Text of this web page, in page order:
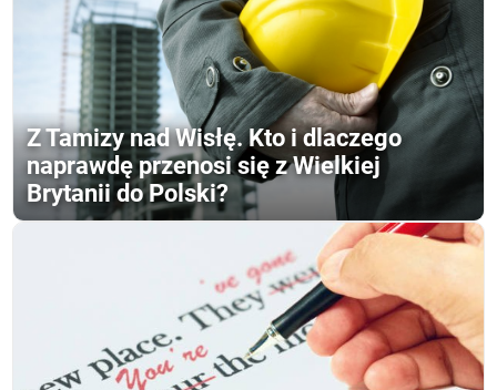
Z Tamizy nad Wisłę. Kto i dlaczego
naprawdę przenosi się z Wielkiej
Brytanii do Polski?